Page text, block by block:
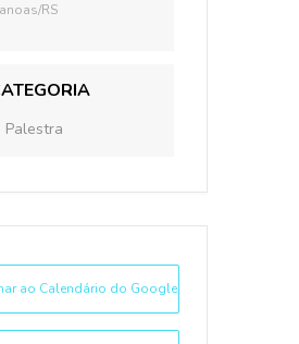
RS
Palestra
ao Calendário do Google